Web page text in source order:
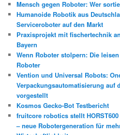
Mensch gegen Roboter: Wer
Humanoide Robotik aus
Serviceroboter auf den Markt
Praxisprojekt mit fischertechnik
Bayern
Wenn Roboter stolpern: Die
Roboter
Vention und Universal Robots:
Verpackungsautomatisierung auf
vorgestellt
Kosmos Gecko-Bot Testbericht
fruitcore robotics stellt
– neue Robotergeneration für